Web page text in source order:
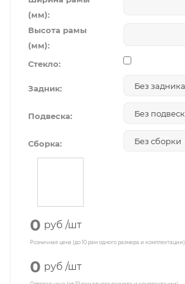
(мм):
Высота рамы
(мм):
Стекло:
Задник:
Подвеска:
Сборка:
0 руб /шт
Розничная цена (до 10 рам одного размера и комплектации)
0 руб /шт